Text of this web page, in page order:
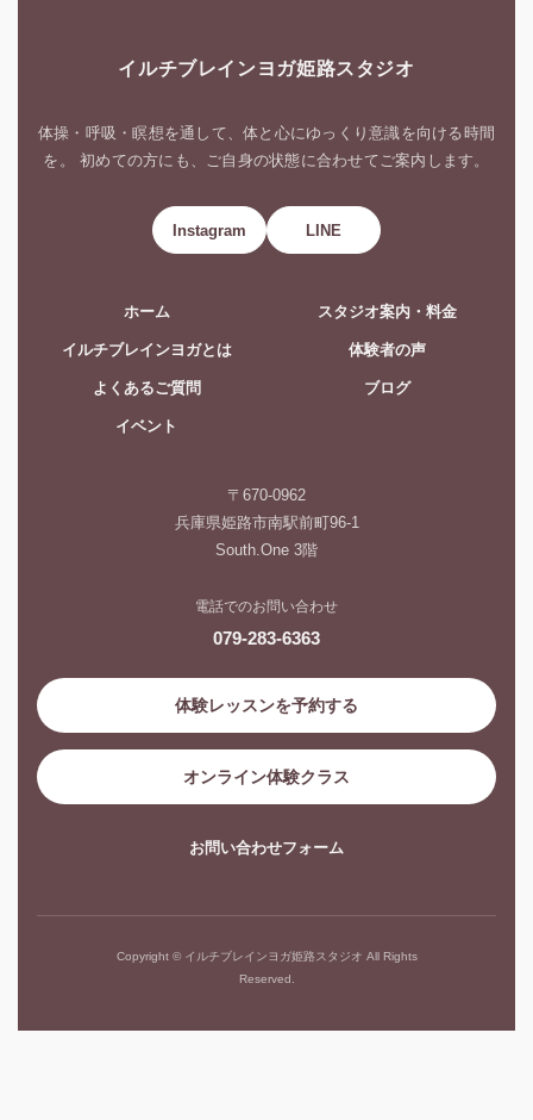
イルチブレインヨガ姫路スタジオ
体操・呼吸・瞑想を通して、体と心にゆっくり意識を向ける時間
を。 初めての方にも、ご自身の状態に合わせてご案内します。
Instagram LINE
ホーム スタジオ案内・料金
イルチブレインヨガとは 体験者の声
よくあるご質問 ブログ
イベント
〒670-0962
兵庫県姫路市南駅前町96-1
South.One 3階
電話でのお問い合わせ
079-283-6363
体験レッスンを予約する
オンライン体験クラス
お問い合わせフォーム
Copyright © イルチブレインヨガ姫路スタジオ All Rights
Reserved.